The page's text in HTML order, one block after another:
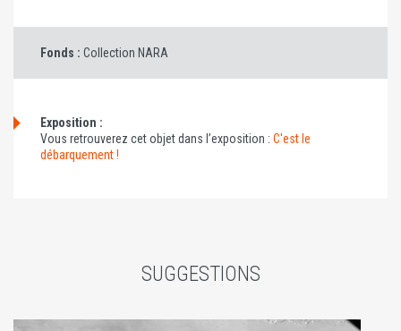
Fonds : Collection NARA
Exposition :
Vous retrouverez cet objet dans l’exposition : C'est le
débarquement !
SUGGESTIONS